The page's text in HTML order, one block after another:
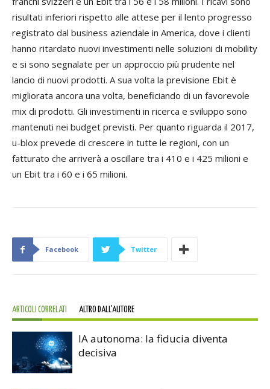
risultati inferiori rispetto alle attese per il lento progresso
registrato dal business aziendale in America, dove i clienti
hanno ritardato nuovi investimenti nelle soluzioni di mobility
e si sono segnalate per un approccio più prudente nel
lancio di nuovi prodotti. A sua volta la previsione Ebit è
migliorata ancora una volta, beneficiando di un favorevole
mix di prodotti. Gli investimenti in ricerca e sviluppo sono
mantenuti nei budget previsti. Per quanto riguarda il 2017,
u-blox prevede di crescere in tutte le regioni, con un
fatturato che arriverà a oscillare tra i 410 e i 425 milioni e
un Ebit tra i 60 e i 65 milioni.
Facebook Twitter
ARTICOLI CORRELATI ALTRO DALL'AUTORE
IA autonoma: la fiducia diventa
decisiva